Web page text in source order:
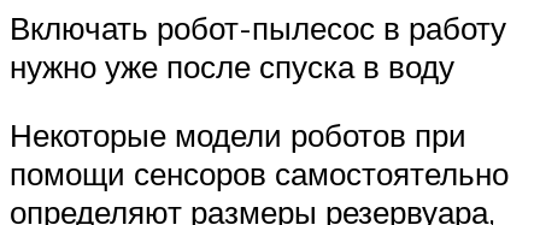
Включать робот-пылесос в работу
нужно уже после спуска в воду
Некоторые модели роботов при
помощи сенсоров самостоятельно
определяют размеры резервуара,